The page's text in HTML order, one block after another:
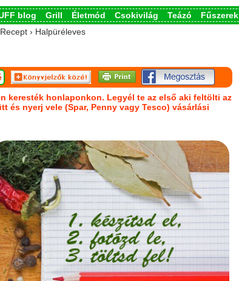
blog Grill Életmód Csokivilág Teázó Fűszerek
› Halpüréleves
keresték honlaponkon. Legyél te az első aki feltölti az
és nyerj vele (Spar, Penny vagy Tesco) vásárlási